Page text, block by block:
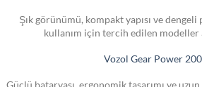
Şık görünümü, kompakt yapısı ve
kullanım için tercih edilen modeller
Vozol Gear Power
Güçlü bataryası, ergonomik tasarımı ve